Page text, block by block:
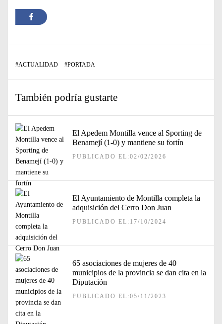
#ACTUALIDAD #PORTADA
También podría gustarte
El Apedem Montilla vence al Sporting de
Benamejí (1-0) y mantiene su fortín
PUBLICADO EL:02/02/2026
El Ayuntamiento de Montilla completa la
adquisición del Cerro Don Juan
PUBLICADO EL:17/10/2024
65 asociaciones de mujeres de 40
municipios de la provincia se dan cita en la
Diputación
PUBLICADO EL:05/11/2023